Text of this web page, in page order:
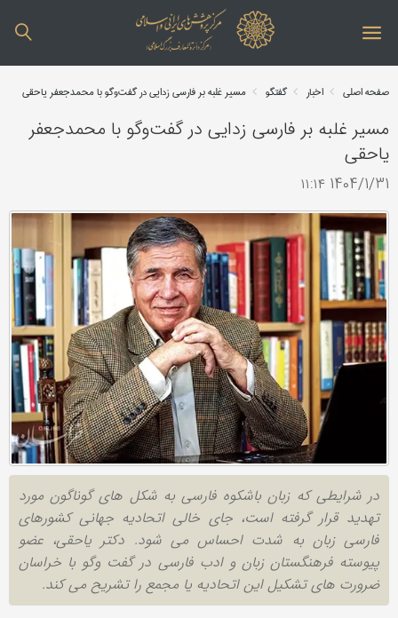
صفحه اصلی اخبار گفتگو مسیر غلبه بر فارسی زدایی در گفت‌وگو با محمدجعفر یاحقی
مسیر غلبه بر فارسی زدایی در گفت‌وگو با محمدجعفر
یاحقی
1404/1/31 ۱۱:۱۴
در شرایطی که زبان باشکوه فارسی به شکل های گوناگون مورد
تهدید قرار گرفته است، جای خالی اتحادیه جهانی کشورهای
فارسی زبان به شدت احساس می شود. دکتر یاحقی، عضو
پیوسته فرهنگستان زبان و ادب فارسی در گفت وگو با خراسان
ضرورت های تشکیل این اتحادیه‌ یا مجمع را تشریح می کند.